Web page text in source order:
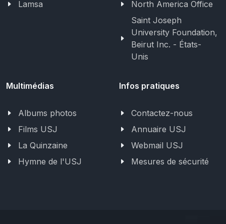
Lamsa
North America Office
Saint Joseph
University Foundation,
Beirut Inc. - États-
Unis
Multimédias
Albums photos
Films USJ
La Quinzaine
Hymne de l'USJ
Infos pratiques
Contactez-nous
Annuaire USJ
Webmail USJ
Mesures de sécurité